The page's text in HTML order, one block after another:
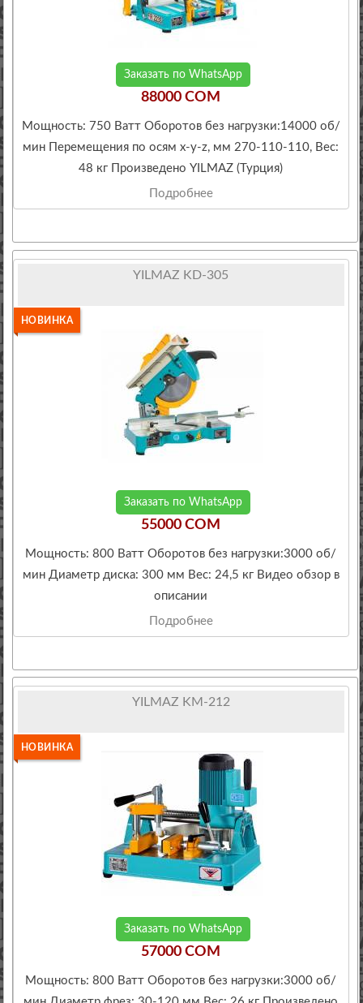
Заказать по WhatsApp
88000 COM
Мощность: 750 Ватт Оборотов без нагрузки:14000 об/
мин Перемещения по осям x-y-z, мм 270-110-110, Вес:
48 кг Произведено YILMAZ (Турция)
Подробнее
YILMAZ KD-305
НОВИНКА
Заказать по WhatsApp
55000 COM
Мощность: 800 Ватт Оборотов без нагрузки:3000 об/
мин Диаметр диска: 300 мм Вес: 24,5 кг Видео обзор в
описании
Подробнее
YILMAZ KM-212
НОВИНКА
Заказать по WhatsApp
57000 COM
Мощность: 800 Ватт Оборотов без нагрузки:3000 об/